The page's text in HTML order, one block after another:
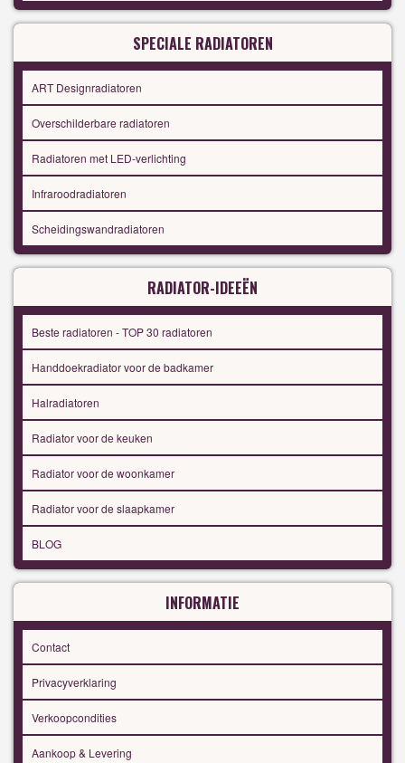
SPECIALE RADIATOREN
ART Designradiatoren
Overschilderbare radiatoren
Radiatoren met LED-verlichting
Infraroodradiatoren
Scheidingswandradiatoren
RADIATOR-IDEEËN
Beste radiatoren - TOP 30 radiatoren
Handdoekradiator voor de badkamer
Halradiatoren
Radiator voor de keuken
Radiator voor de woonkamer
Radiator voor de slaapkamer
BLOG
INFORMATIE
Contact
Privacyverklaring
Verkoopcondities
Aankoop & Levering